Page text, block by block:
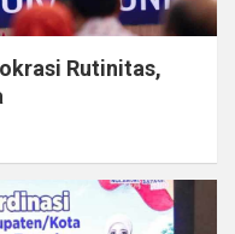
Rutinitas,